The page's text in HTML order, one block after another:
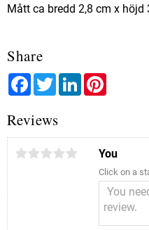
Mått ca bredd 2,8 cm x höjd
Share
FacebookTwitterLinkedIn
Reviews
You
Click on a